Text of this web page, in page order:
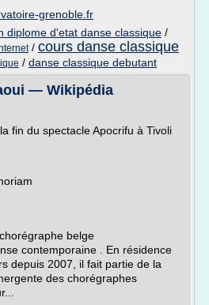
grenoble.fr
diplome d'etat danse classique /
/ cours danse classique
/ danse classique debutant
— Wikipédia
fin du spectacle Apocrifu à Tivoli
belge
contemporaine . En résidence
depuis 2007, il fait partie de la
des chorégraphes